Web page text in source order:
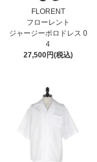
FLORENT
フローレント
ジャージーポロドレス 0
4
27,500円(税込)